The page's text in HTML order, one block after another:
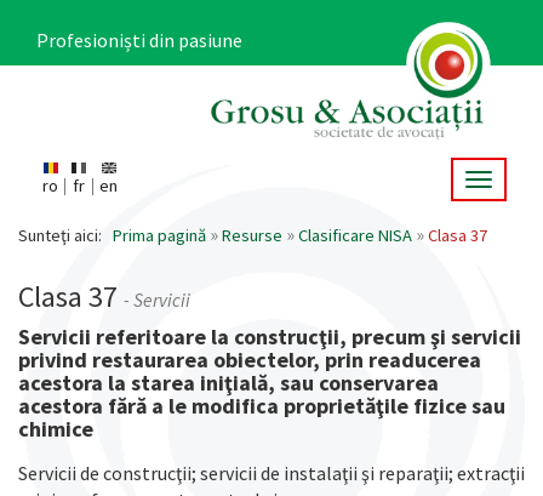
conţinutul
Profesioniști din pasiune
ro fr en
Main
navigation
Toggle
Sunteţi aici: Prima pagină Resurse Clasificare NISA Clasa 37
Clasa 37 - Servicii
Servicii referitoare la construcţii, precum şi servicii
privind restaurarea obiectelor, prin readucerea
acestora la starea iniţială, sau conservarea
acestora fără a le modifica proprietăţile fizice sau
chimice
Servicii de construcţii; servicii de instalaţii şi reparaţii; extracţii